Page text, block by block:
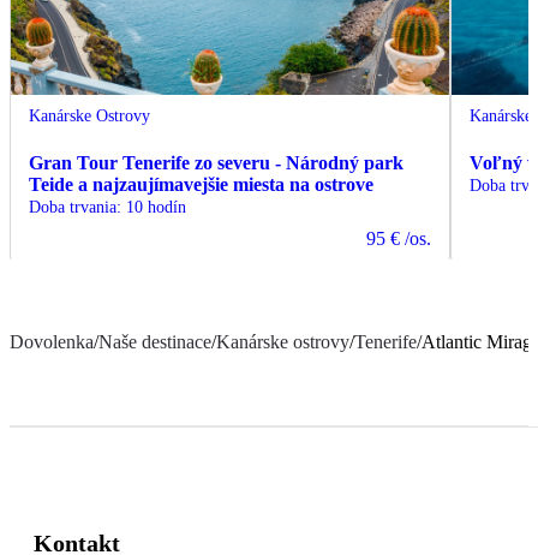
Kanárske Ostrovy
Gran Tour Tenerife zo severu - Národný park
Teide a najzaujímavejšie miesta na ostrove
Doba trvania: 10 hodín
95 € /os.
Voľný
Doba
Dovolenka/Naše destinace/Kanárske ostrovy/Tenerife/Atlantic
Kontakt